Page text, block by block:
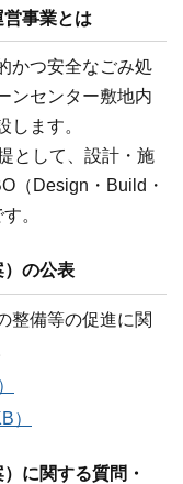
事業とは
かつ安全なごみ処
ンセンター敷地内
します。
として、設計・施
（Design・Build・
。
の公表
整備等の促進に関
）
に関する質問・